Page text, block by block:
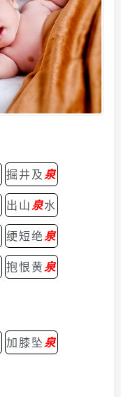
掘井及泉
出山泉水
绠短绝泉
抱恨黄泉
加膝坠泉